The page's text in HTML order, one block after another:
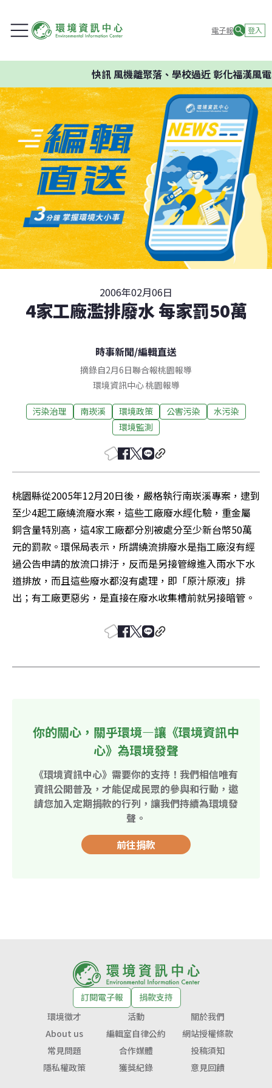
電子報 登入
快訊風機離聚落、學校過近 彰化福漢風電
2006年02月06日
4家工廠濫排廢水 每家罰50萬
時事新聞/編輯直送
摘錄自2月6日聯合報桃園報導
環境資訊中心桃園報導
污染治理 南崁溪 環境政策 公害污染
水污染
環境監測
桃園縣從2005年12月20日後，嚴格執行南崁溪專案，逮到
至少4起工廠繞流廢水案，這些工廠廢水經化驗，重金屬
銅含量特別高，這4家工廠都分別被處分至少新台幣50萬
元的罰款。環保局表示，所謂繞流排廢水是指工廠沒有經
過公告申請的放流口排汙，反而是另接管線進入雨水下水
道排放，而且這些廢水都沒有處理，即「原汁原液」排
出；有工廠更惡劣，是直接在廢水收集槽前就另接暗管。
你的關心，關乎環境—讓《環境資訊中
心》為環境發聲
《環境資訊中心》需要你的支持！我們相信唯有
資訊公開普及，才能促成民眾的參與和行動，邀
請您加入定期捐款的行列，讓我們持續為環境發
聲。
前往捐款
訂閱電子報
捐款支持
環境徵才
活動
關於我們
About us
編輯室自律公約
網站授權條款
常見問題
合作媒體
投稿須知
隱私權政策
獲獎紀錄 意見回饋